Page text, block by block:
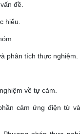
đề.
hiểu.
phân tích thực nghiệm.
về tự cảm.
cảm ứng điện từ